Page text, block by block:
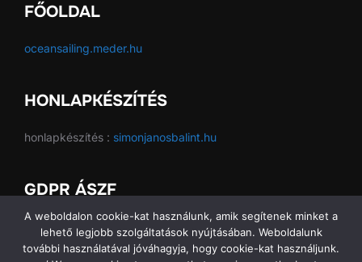
FŐOLDAL
oceansailing.meder.hu
HONLAPKÉSZÍTÉS
honlapkészítés : simonjanosbalint.hu
GDPR ÁSZF
GDPR ÁSZF
A weboldalon cookie-kat használunk, amik segítenek minket a
lehető legjobb szolgáltatások nyújtásában. Weboldalunk
további használatával jóváhagyja, hogy cookie-kat használjunk.